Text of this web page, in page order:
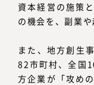
資本経営の施策
の機会を、副業
また、地方創生
82市町村、全国
方企業が「攻め